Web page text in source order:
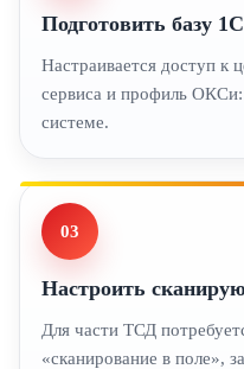
Подготовить базу 1С
Настраивается доступ к
сервиса и профиль
системе.
03
Настроить
Для части ТСД
«сканирование в поле»,